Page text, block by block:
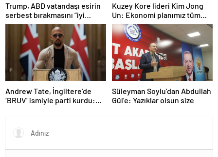
Trump, ABD vatandaşı esirin
serbest bırakmasını “iyi
niyetle atılmış bir adım”
olarak değerlendirdi
Kuzey Kore lideri Kim Jong
Un: Ekonomi planımız tüm
sektörlerde başarısız oldu
Andrew Tate, İngiltere’de
‘BRUV’ ismiyle parti kurdu:
propagandasını
yasaklayacağız’
Süleyman Soylu’dan Abdullah
Gül’e: Yazıklar olsun size